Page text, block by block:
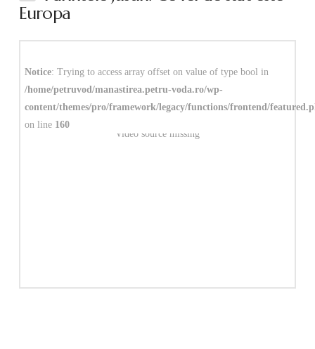
Europa
Notice: Trying to access array offset on value of type bool in
/home/petruvod/manastirea.petru-voda.ro/wp-
content/themes/pro/framework/legacy/functions/frontend/
on line 160
Video source missing